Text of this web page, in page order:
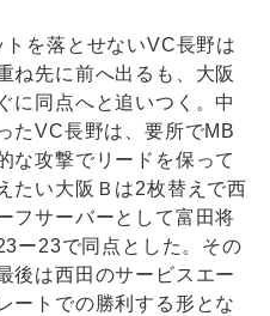
を落とせないVC長野は
ね先に前へ出るも、大阪
に同点へと追いつく。中
たVC長野は、要所でMB
な攻撃でリードを保って
たい大阪Ｂは2枚替えで西
フサーバーとして富田将
ー23で同点とした。その
後は西田のサービスエー
ートでの勝利する形とな